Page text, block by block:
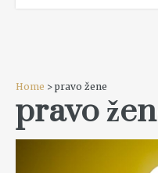
Home > pravo žene
pravo